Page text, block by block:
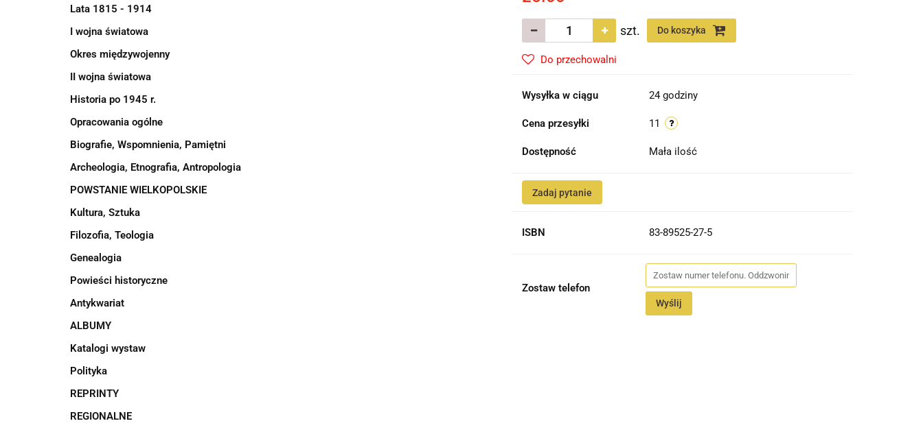
Lata 1815 - 1914
I wojna światowa
Okres międzywojenny
II wojna światowa
Historia po 1945 r.
Opracowania ogólne
Biografie, Wspomnienia, Pamiętni
Archeologia, Etnografia, Antropologia
POWSTANIE WIELKOPOLSKIE
Kultura, Sztuka
Filozofia, Teologia
Genealogia
Powieści historyczne
Antykwariat
ALBUMY
Katalogi wystaw
Polityka
REPRINTY
REGIONALNE
szt. Do koszyka
Do przechowalni
Wysyłka w ciągu 24 godziny
Cena przesyłki 11
Dostępność Mała ilość
Zadaj pytanie
ISBN 83-89525-27-5
Zostaw telefon
Wyślij